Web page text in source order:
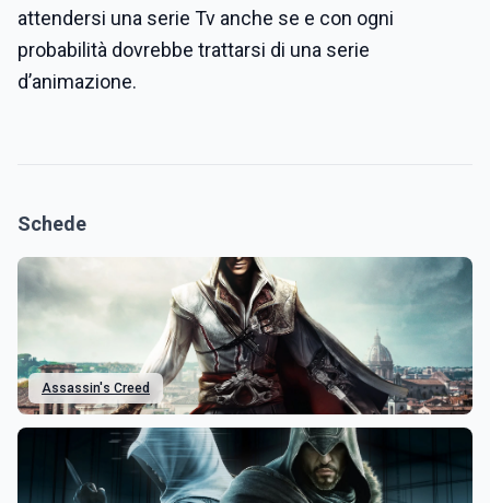
attendersi una serie Tv anche se e con ogni
probabilità dovrebbe trattarsi di una serie
d’animazione.
Schede
Assassin's Creed